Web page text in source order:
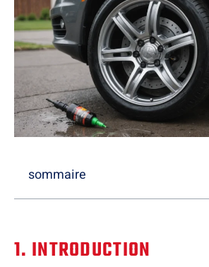
sommaire
1. INTRODUCTION